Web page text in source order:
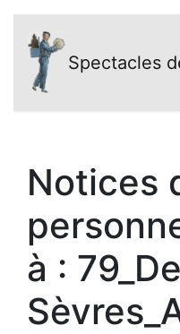
Spectacles
Notices
à :